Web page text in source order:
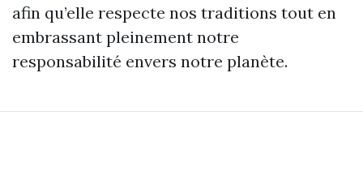
afin qu’elle respecte nos traditions tout en
embrassant pleinement notre
responsabilité envers notre planète.